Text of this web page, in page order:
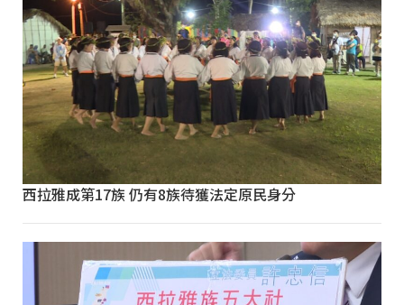
西拉雅成第17族 仍有8族待獲法定原民身分